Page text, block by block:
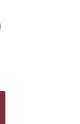
Current